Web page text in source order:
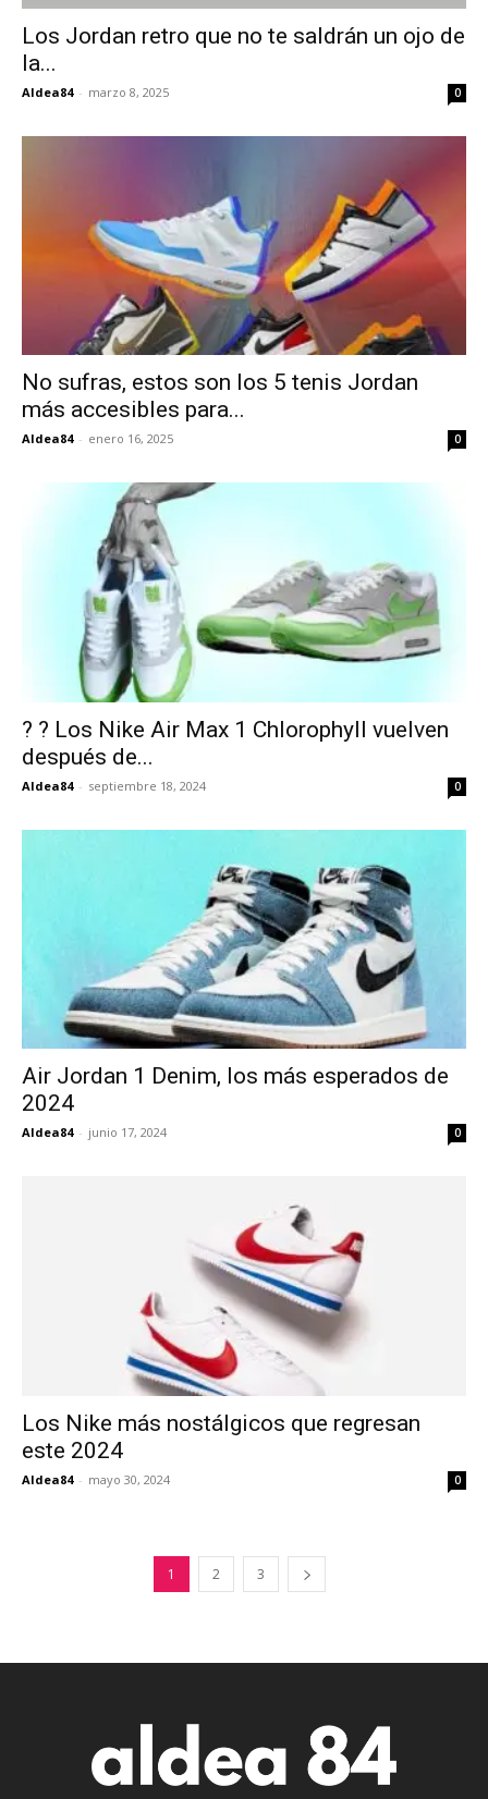
Los Jordan retro que no te saldrán un ojo de
la...
Aldea84 - marzo 8, 2025 0
No sufras, estos son los 5 tenis Jordan
más accesibles para...
Aldea84 - enero 16, 2025 0
? ? Los Nike Air Max 1 Chlorophyll vuelven
después de...
Aldea84 - septiembre 18, 2024 0
Air Jordan 1 Denim, los más esperados de
2024
Aldea84 - junio 17, 2024 0
Los Nike más nostálgicos que regresan
este 2024
Aldea84 - mayo 30, 2024 0
1 2 3